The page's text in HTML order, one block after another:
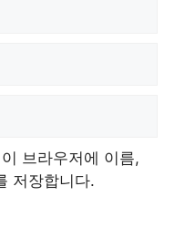
브라우저에 이름,
저장합니다.